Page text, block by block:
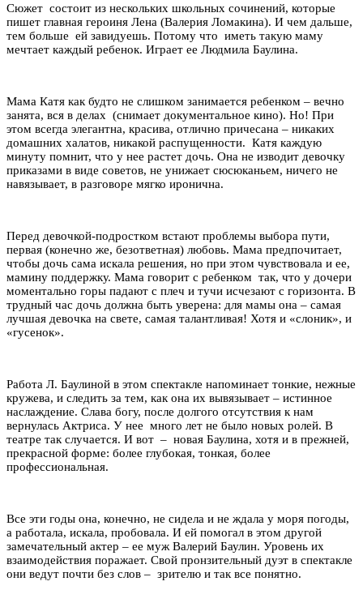
Сюжет состоит из нескольких школьных сочинений, которые
пишет главная героиня Лена (Валерия Ломакина). И чем дальше,
тем больше ей завидуешь. Потому что иметь такую маму
мечтает каждый ребенок. Играет ее Людмила Баулина.
Мама Катя как будто не слишком занимается ребенком – вечно
занята, вся в делах (снимает документальное кино). Но! При
этом всегда элегантна, красива, отлично причесана – никаких
домашних халатов, никакой распущенности. Катя каждую
минуту помнит, что у нее растет дочь. Она не изводит девочку
приказами в виде советов, не унижает сюсюканьем, ничего не
навязывает, в разговоре мягко иронична.
Перед девочкой-подростком встают проблемы выбора пути,
первая (конечно же, безответная) любовь. Мама предпочитает,
чтобы дочь сама искала решения, но при этом чувствовала и ее,
мамину поддержку. Мама говорит с ребенком так, что у дочери
моментально горы падают с плеч и тучи исчезают с горизонта. В
трудный час дочь должна быть уверена: для мамы она – самая
лучшая девочка на свете, самая талантливая! Хотя и «слоник», и
«гусенок».
Работа Л. Баулиной в этом спектакле напоминает тонкие, нежные
кружева, и следить за тем, как она их вывязывает – истинное
наслаждение. Слава богу, после долгого отсутствия к нам
вернулась Актриса. У нее много лет не было новых ролей. В
театре так случается. И вот – новая Баулина, хотя и в прежней,
прекрасной форме: более глубокая, тонкая, более
профессиональная.
Все эти годы она, конечно, не сидела и не ждала у моря погоды,
а работала, искала, пробовала. И ей помогал в этом другой
замечательный актер – ее муж Валерий Баулин. Уровень их
взаимодействия поражает. Свой пронзительный дуэт в спектакле
они ведут почти без слов – зрителю и так все понятно.